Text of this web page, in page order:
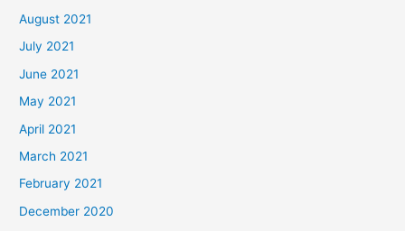
August 2021
July 2021
June 2021
May 2021
April 2021
March 2021
February 2021
December 2020